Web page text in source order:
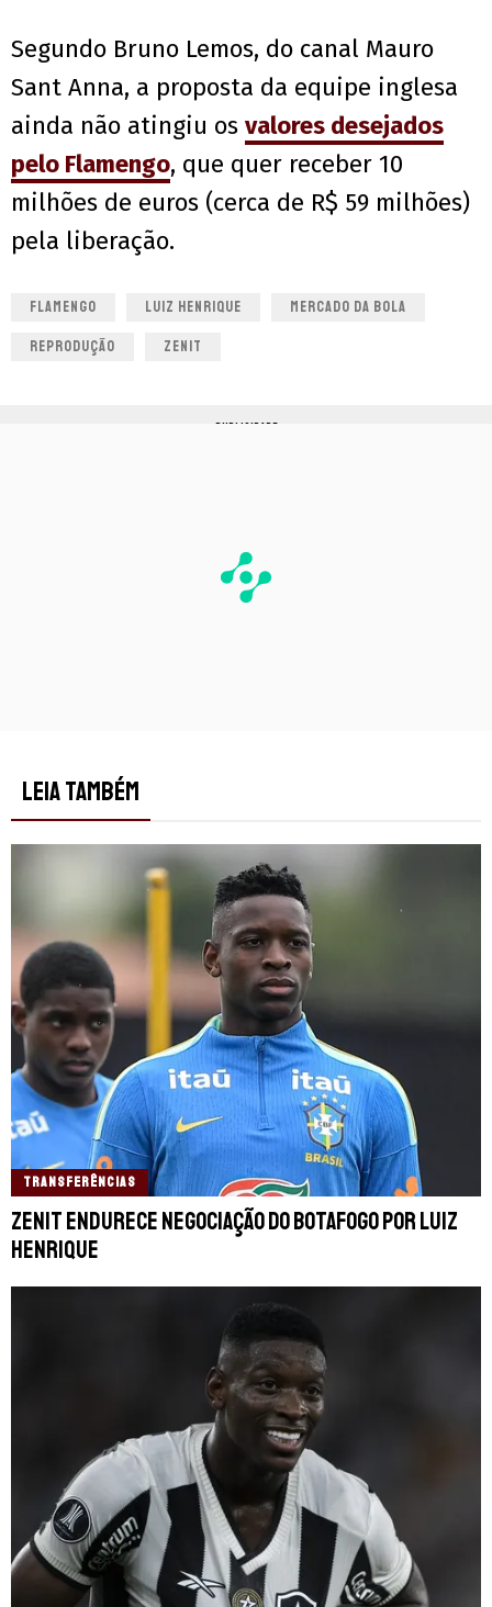
Segundo Bruno Lemos, do canal Mauro
Sant Anna, a proposta da equipe inglesa
ainda não atingiu os valores desejados
pelo Flamengo, que quer receber 10
milhões de euros (cerca de R$ 59 milhões)
pela liberação.
FLAMENGO LUIZ HENRIQUE MERCADO DA BOLA
REPRODUÇÃO ZENIT
PUBLICIDADE
LEIA TAMBÉM
TRANSFERÊNCIAS
Zenit endurece negociação do Botafogo por Luiz
Henrique